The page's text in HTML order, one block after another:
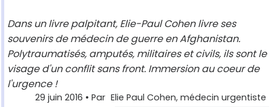
Dans un livre palpitant, Elie-Paul Cohen livre ses
souvenirs de médecin de guerre en Afghanistan.
Polytraumatisés, amputés, militaires et civils, ils sont le
visage d'un conflit sans front. Immersion au coeur de
l'urgence !
29 juin 2016 • Par Elie Paul Cohen, médecin urgentiste